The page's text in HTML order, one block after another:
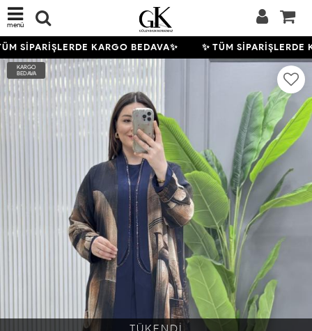
menü
SİPARİŞLERDE KARGO BEDAVA✨ ✨ TÜM SİPARİŞLERDE
KARGO
BEDAVA